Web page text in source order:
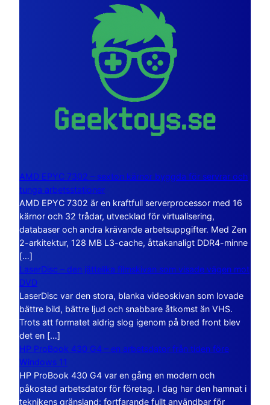
AMD EPYC 7302 – sexton kärnor byggda för servrar och
tunga arbetsstationer
AMD EPYC 7302 är en kraftfull serverprocessor med 16
kärnor och 32 trådar, utvecklad för virtualisering,
databaser och andra krävande arbetsuppgifter. Med Zen
2-arkitektur, 128 MB L3-cache, åttakanaligt DDR4-minne
[…]
LaserDisc – den jättelika filmskivan som visade vägen mot
DVD
LaserDisc var den stora, blanka videoskivan som lovade
bättre bild, bättre ljud och snabbare åtkomst än VHS.
Trots att formatet aldrig slog igenom på bred front blev
det en […]
HP ProBook 430 G4 – en arbetsdator från tiden före
Windows 11
HP ProBook 430 G4 var en gång en modern och
påkostad arbetsdator för företag. I dag har den hamnat i
teknikens gränsland: fortfarande fullt användbar för